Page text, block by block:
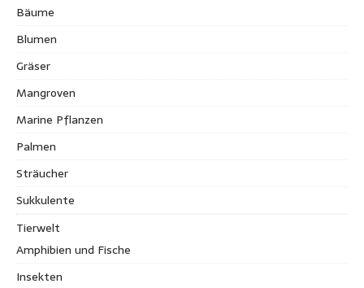
Bäume
Blumen
Gräser
Mangroven
Marine Pflanzen
Palmen
Sträucher
Sukkulente
Tierwelt
Amphibien und Fische
Insekten